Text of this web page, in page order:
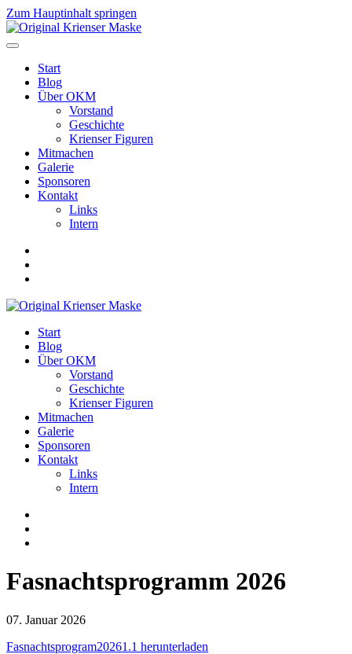
Zum Hauptinhalt springen
Start
Blog
Über OKM
Vorstand
Geschichte
Krienser Figuren
Mitmachen
Galerie
Sponsoren
Kontakt
Links
Intern
Start
Blog
Über OKM
Vorstand
Geschichte
Krienser Figuren
Mitmachen
Galerie
Sponsoren
Kontakt
Links
Intern
Fasnachtsprogramm 2026
07. Januar 2026
Fasnachtsprogram20261.1 herunterladen